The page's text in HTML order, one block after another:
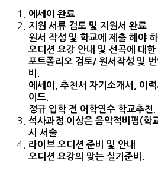
에세이 완료
지원 서류 검토 및 지원서 완료
원서 작성 및 학교에 제출 해야 하
오디션 요강 안내 및 선곡에 대한
포트폴리오 검토/ 원서작성 및
비.
에세이, 추천서 자기소개서, 이
이드.
정규 입학 전 어학연수 학교추천.
석사과정 이상은 음악적비평(학
시 서술
라이브 오디션 준비 및 안내
오디션 요강의 맞는 실기준비.